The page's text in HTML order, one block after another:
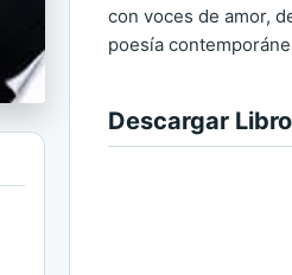
con voces de amor,
poesía
Descargar Libro